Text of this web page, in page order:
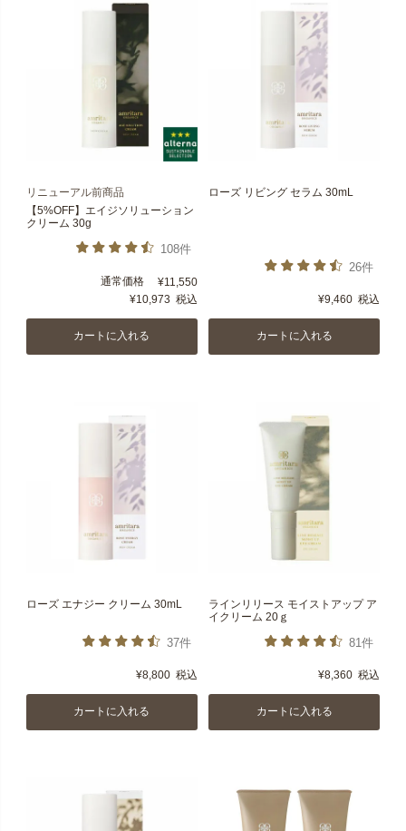
リニューアル前商品
【5%OFF】エイジソリューション
クリーム 30g
108件
通常価格 ¥11,550
¥10,973 税込
カートに入れる
ローズ リビング セラム 30mL
26件
¥9,460 税込
カートに入れる
ローズ エナジー クリーム 30mL
37件
¥8,800 税込
カートに入れる
ラインリリース モイストアップ ア
イクリーム 20ｇ
81件
¥8,360 税込
カートに入れる